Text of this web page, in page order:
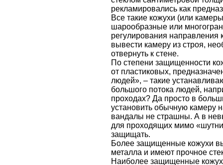
рекламировались как
Все такие кожухи (или
шарообразные или
регулирования направления
вывести камеру из строя,
отвернуть к стене.
По степени защищенности
от пластиковых,
людей», – такие
большого потока людей,
проходах? Да просто в
установить обычную камеру
вандалы не страшны. А в
для проходящих мимо
защищать.
Более защищенные кожухи
металла и имеют прочное
Наиболее защищенные